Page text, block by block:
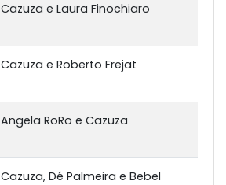
Cazuza e Laura Finochiaro
Cazuza e Roberto Frejat
Angela RoRo e Cazuza
Cazuza, Dé Palmeira e Bebel